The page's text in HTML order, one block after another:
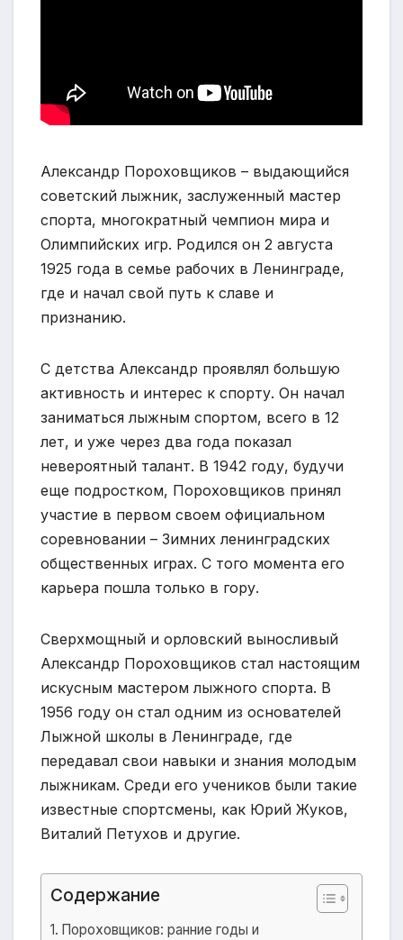
Александр Пороховщиков – выдающийся
советский лыжник, заслуженный мастер
спорта, многократный чемпион мира и
Олимпийских игр. Родился он 2 августа
1925 года в семье рабочих в Ленинграде,
где и начал свой путь к славе и
признанию.
С детства Александр проявлял большую
активность и интерес к спорту. Он начал
заниматься лыжным спортом, всего в 12
лет, и уже через два года показал
невероятный талант. В 1942 году, будучи
еще подростком, Пороховщиков принял
участие в первом своем официальном
соревновании – Зимних ленинградских
общественных играх. С того момента его
карьера пошла только в гору.
Сверхмощный и орловский выносливый
Александр Пороховщиков стал настоящим
искусным мастером лыжного спорта. В
1956 году он стал одним из основателей
Лыжной школы в Ленинграде, где
передавал свои навыки и знания молодым
лыжникам. Среди его учеников были такие
известные спортсмены, как Юрий Жуков,
Виталий Петухов и другие.
Содержание
Пороховщиков: ранние годы и